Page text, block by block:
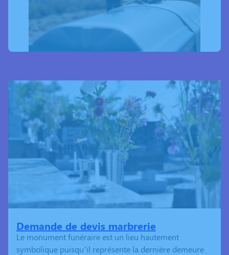
Demande de devis marbrerie
Le monument funéraire est un lieu hautement
symbolique puisqu’il représente la dernière demeure